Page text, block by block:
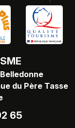
du Père Tasse
65